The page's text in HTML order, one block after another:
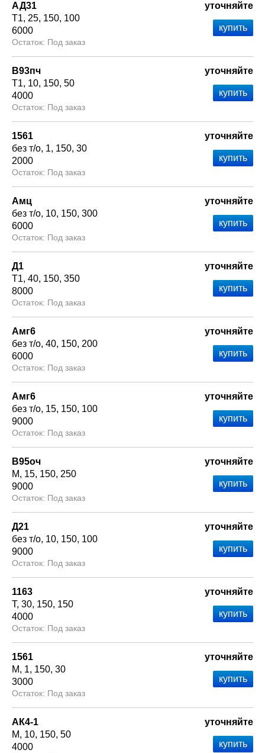
АД31
Т1 25 150 100
6000
Под заказ
уточняйте
В93пч
Т1 10 150 50
4000
Под заказ
уточняйте
1561
без т/о 1 150 30
2000
Под заказ
уточняйте
Амц
без т/о 10 150 300
6000
Под заказ
уточняйте
Д1
Т1 40 150 350
8000
Под заказ
уточняйте
Амг6
без т/о 40 150 200
6000
Под заказ
уточняйте
Амг6
без т/о 15 150 100
9000
Под заказ
уточняйте
В95оч
М
15 150 250
9000
Под заказ
уточняйте
Д21
без т/о 10 150 100
9000
Под заказ
уточняйте
1163
Т 30 150 150
4000
Под заказ
уточняйте
1561
М
1 150 30
3000
Под заказ
уточняйте
АК4-1
М
10 150 50
4000
уточняйте